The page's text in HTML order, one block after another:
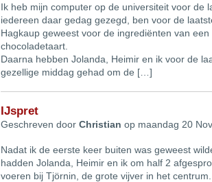
Ik heb mijn computer op de universiteit voor de
iedereen daar gedag gezegd, ben voor de
Hagkaup geweest voor de ingrediënten van
chocoladetaart.
Daarna hebben Jolanda, Heimir en ik voor de
gezellige middag gehad om de […]
IJspret
Geschreven door Christian op maandag 20
Nadat ik de eerste keer buiten was geweest
hadden Jolanda, Heimir en ik om half 2
voeren bij Tjörnin, de grote vijver in het centrum.